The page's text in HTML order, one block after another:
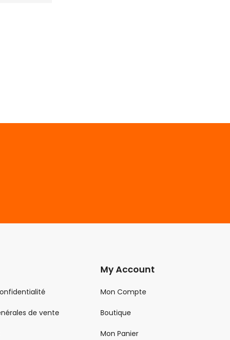
de vente
My Account
Mon Compte
Boutique
Mon Panier